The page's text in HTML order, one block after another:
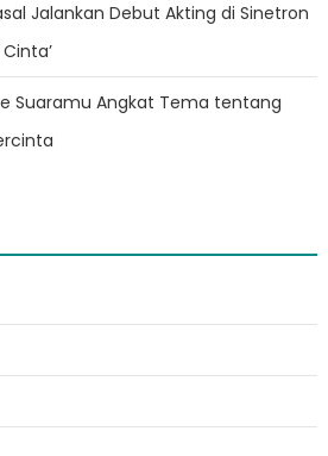
Jalankan Debut Akting di Sinetron
Suaramu Angkat Tema tentang